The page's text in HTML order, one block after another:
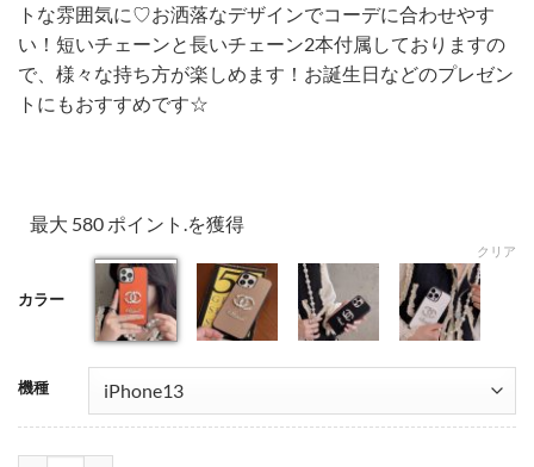
トな雰囲気に♡お洒落なデザインでコーデに合わせやす
い！短いチェーンと長いチェーン2本付属しておりますの
で、様々な持ち方が楽しめます！お誕生日などのプレゼン
トにもおすすめです☆
最大 580 ポイント.を獲得
カラー
001
機種
クリア